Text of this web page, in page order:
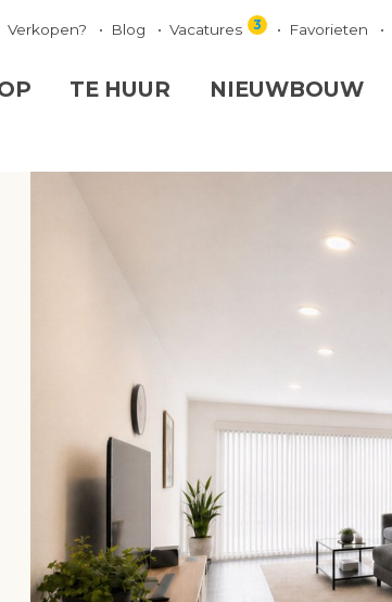
Verkopen? Blog Vacatures 3 Favorieten
TE HUUR NIEUWBOUW